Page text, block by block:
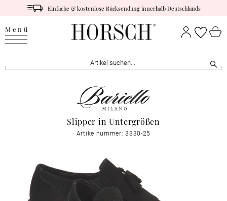
Einfache & kostenlose Rücksendung innerhalb Deutschlands
Menü
Slipper in Untergrößen
Artikelnummer: 3330-25